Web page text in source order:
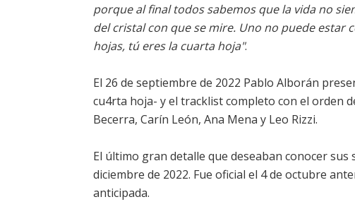
porque al final todos sabemos que la vida no
del cristal con que se mire. Uno no puede
hojas, tú eres la cuarta hoja".
El 26 de septiembre de 2022 Pablo Alborán
cu4rta hoja- y el tracklist completo con el orden
Becerra, Carín León, Ana Mena y Leo Rizzi.
El último gran detalle que deseaban conocer sus
diciembre de 2022. Fue oficial el 4 de octubre
anticipada.